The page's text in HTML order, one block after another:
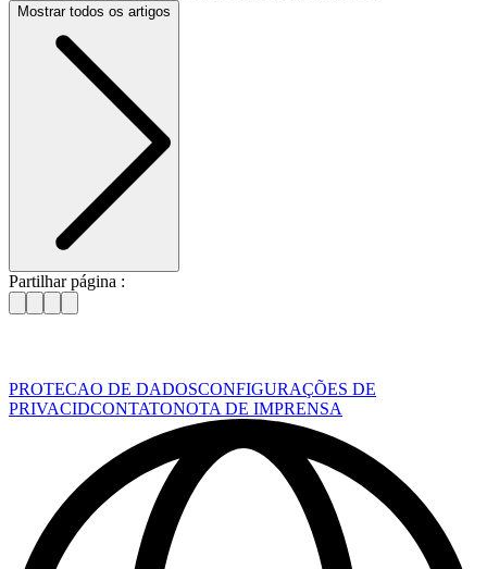
Mostrar todos os artigos
Partilhar página :
PROTECAO DE DADOSCONFIGURAÇÕES DE
PRIVACIDCONTATONOTA DE IMPRENSA